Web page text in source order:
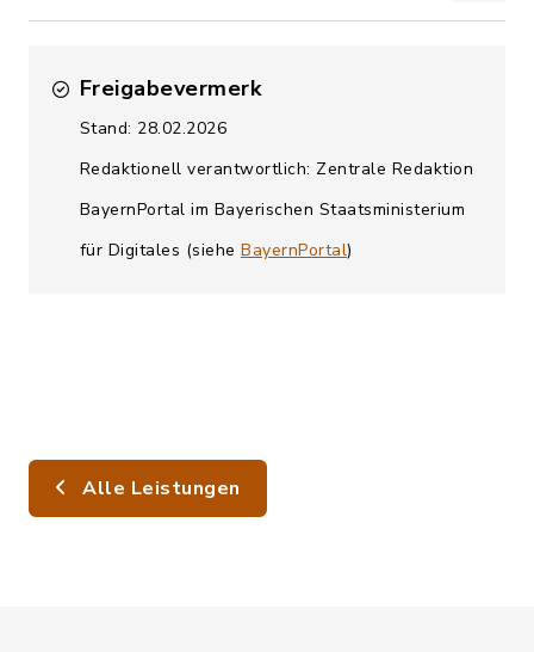
Freigabevermerk
Stand: 28.02.2026
Redaktionell verantwortlich: Zentrale Redaktion
BayernPortal im Bayerischen Staatsministerium
für Digitales (siehe BayernPortal)
Alle Leistungen